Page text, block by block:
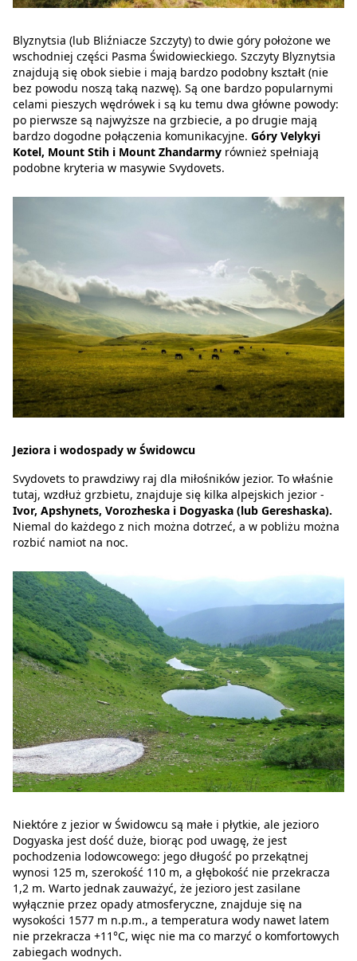
Blyznytsia (lub Bliźniacze Szczyty) to dwie góry położone we
wschodniej części Pasma Świdowieckiego. Szczyty Blyznytsia
znajdują się obok siebie i mają bardzo podobny kształt (nie
bez powodu noszą taką nazwę). Są one bardzo popularnymi
celami pieszych wędrówek i są ku temu dwa główne powody:
po pierwsze są najwyższe na grzbiecie, a po drugie mają
bardzo dogodne połączenia komunikacyjne. Góry Velykyi
Kotel, Mount Stih i Mount Zhandarmy również spełniają
podobne kryteria w masywie Svydovets.
Jeziora i wodospady w Świdowcu
Svydovets to prawdziwy raj dla miłośników jezior. To właśnie
tutaj, wzdłuż grzbietu, znajduje się kilka alpejskich jezior -
Ivor, Apshynets, Vorozheska i Dogyaska (lub Gereshaska).
Niemal do każdego z nich można dotrzeć, a w pobliżu można
rozbić namiot na noc.
Niektóre z jezior w Świdowcu są małe i płytkie, ale jezioro
Dogyaska jest dość duże, biorąc pod uwagę, że jest
pochodzenia lodowcowego: jego długość po przekątnej
wynosi 125 m, szerokość 110 m, a głębokość nie przekracza
1,2 m. Warto jednak zauważyć, że jezioro jest zasilane
wyłącznie przez opady atmosferyczne, znajduje się na
wysokości 1577 m n.p.m., a temperatura wody nawet latem
nie przekracza +11°C, więc nie ma co marzyć o komfortowych
zabiegach wodnych.